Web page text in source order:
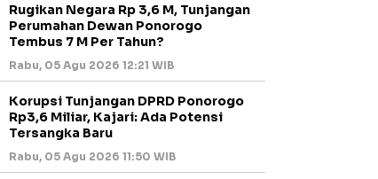
Rugikan Negara Rp 3,6 M, Tunjangan
Perumahan Dewan Ponorogo
Tembus 7 M Per Tahun?
Rabu, 05 Agu 2026 12:21 WIB
Korupsi Tunjangan DPRD Ponorogo
Rp3,6 Miliar, Kajari: Ada Potensi
Tersangka Baru
Rabu, 05 Agu 2026 11:50 WIB